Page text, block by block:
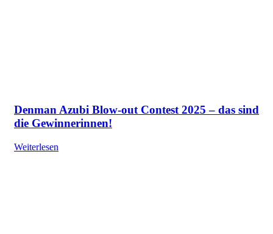
Denman Azubi Blow-out Contest 2025 – das sind
die Gewinnerinnen!
Weiterlesen